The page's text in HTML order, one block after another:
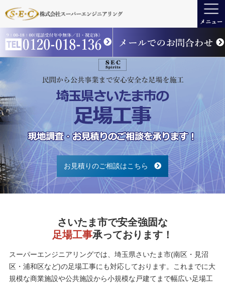
お見積りのご相談はこちら
さいたま市で安全強固な
足場工事承っております！
スーパーエンジニアリングでは、埼玉県さいたま市(南区・見沼
区・浦和区など)の足場工事にも対応しております。これまでに大
規模な商業施設や公共施設から小規模な戸建てまで幅広い足場工